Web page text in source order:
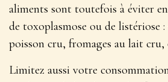
aliments sont toutefois à éviter
de toxoplasmose ou de listériose
poisson cru, fromages au lait cru,
Limitez aussi votre